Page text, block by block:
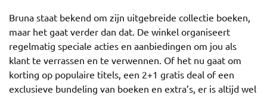
Bruna staat bekend om zijn uitgebreide collectie boeken,
maar het gaat verder dan dat. De winkel organiseert
regelmatig speciale acties en aanbiedingen om jou als
klant te verrassen en te verwennen. Of het nu gaat om
korting op populaire titels, een 2+1 gratis deal of een
exclusieve bundeling van boeken en extra’s, er is altijd wel